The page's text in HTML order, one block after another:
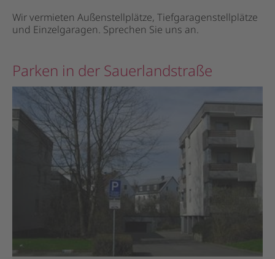
Wir vermieten Außenstellplätze, Tiefgaragenstellplätze
und Einzelgaragen. Sprechen Sie uns an.
Parken in der Sauerlandstraße